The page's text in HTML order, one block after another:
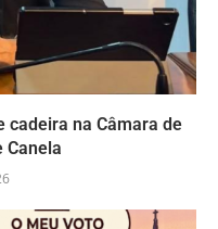
cadeira na Câmara de
Canela